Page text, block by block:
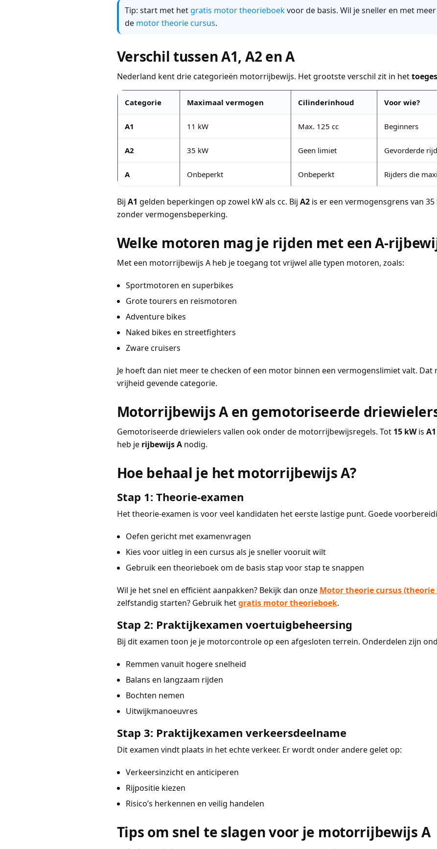
Tip: start met het gratis motor theorieboekvoor de basis. Wil je sneller en met
de motor theorie cursus.
Verschil tussen A1, A2 en A
Nederland kent drie categorieën motorrijbewijs. Het grootste verschil zit in het
Categorie Maximaal vermogen Cilinderinhoud Voor wie?
A1 11 kW Max. 125 cc Beginners
A2 35 kW Geen limiet Gevorderde
A Onbeperkt Onbeperkt Rijders die
Bij A1 gelden beperkingen op zowel kW als cc. Bij A2is er een vermogensgrens van 35
zonder vermogensbeperking.
Welke motoren mag je rijden met een A-
Met een motorrijbewijs A heb je toegang tot vrijwel alle typen motoren, zoals:
Sportmotoren en superbikes
Grote tourers en reismotoren
Adventure bikes
Naked bikes en streetfighters
Zware cruisers
Je hoeft dan niet meer te checken of een motor binnen een vermogenslimiet valt. Dat
vrijheid gevende categorie.
Motorrijbewijs A en gemotoriseerde
Gemotoriseerde driewielers vallen ook onder de motorrijbewijsregels. Tot 15 kWis A1
heb je rijbewijs Anodig.
Hoe behaal je het motorrijbewijs A?
Stap 1: Theorie-examen
Het theorie-examen is voor veel kandidaten het eerste lastige punt. Goede
Oefen gericht met examenvragen
Kies voor uitleg in een cursus als je sneller vooruit wilt
Gebruik een theorieboek om de basis stap voor stap te snappen
Wil je het snel en efficiënt aanpakken? Bekijk dan onze Motor theorie cursus (theorie
zelfstandig starten? Gebruik hetgratis motor theorieboek.
Stap 2: Praktijkexamen voertuigbeheersing
Bij dit examen toon je je motorcontrole op een afgesloten terrein. Onderdelen zijn
Remmen vanuit hogere snelheid
Balans en langzaam rijden
Bochten nemen
Uitwijkmanoeuvres
Stap 3: Praktijkexamen verkeersdeelname
Dit examen vindt plaats in het echte verkeer. Er wordt onder andere gelet op:
Verkeersinzicht en anticiperen
Rijpositie kiezen
Risico’s herkennen en veilig handelen
Tips om snel te slagen voor je motorrijbewijs A